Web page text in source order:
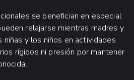
se benefician en especial:
relajarse mientras madres y
niñas y los niños en actividades
rígidos ni presión por mantener